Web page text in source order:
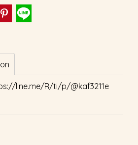
line.me/R/ti/p/@kaf3211e